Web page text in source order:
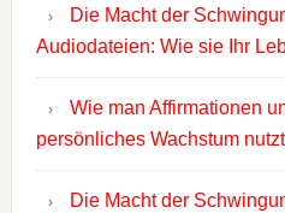
Die Macht der
Audiodateien: Wie sie Ihr
Wie man Affirmationen
persönliches Wachstum nutzt
Die Macht der